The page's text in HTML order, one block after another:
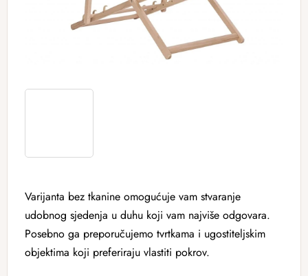
Varijanta bez tkanine omogućuje vam stvaranje
udobnog sjedenja u duhu koji vam najviše odgovara.
Posebno ga preporučujemo tvrtkama i ugostiteljskim
objektima koji preferiraju vlastiti pokrov.